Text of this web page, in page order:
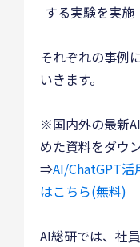
する実験を実施
それぞれの事例
いきます。
※国内外の最新
めた資料をダウ
⇒AI/ChatGPT活
はこちら(無料)
AI総研では、社